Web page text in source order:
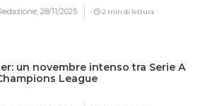
28/11/2025 2 min di lettura
un novembre intenso tra Serie A
League